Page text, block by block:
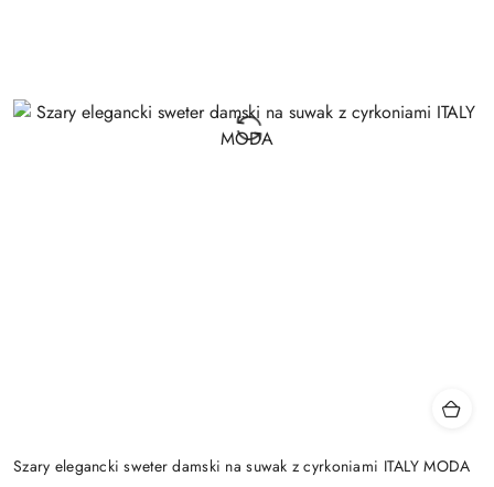
Szary elegancki sweter damski na suwak z cyrkoniami ITALY MODA